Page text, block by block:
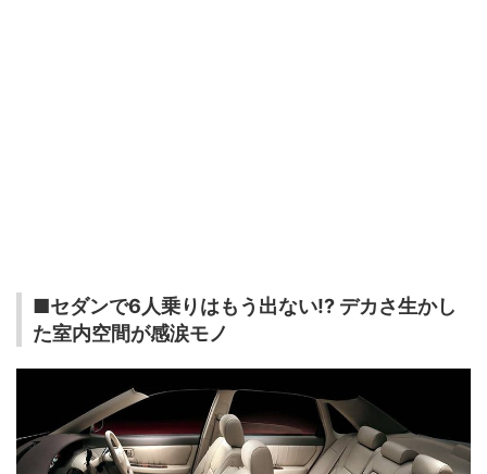
■セダンで6人乗りはもう出ない!? デカさ生かし
た室内空間が感涙モノ